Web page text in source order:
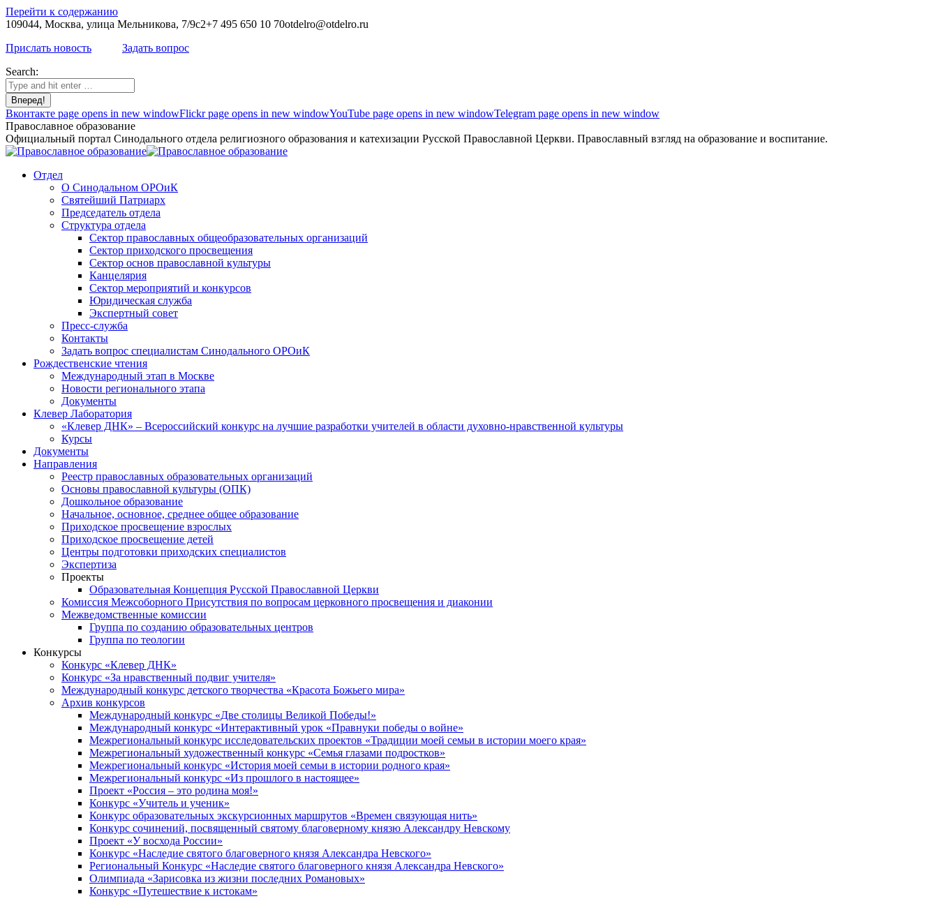
Перейти к содержанию
109044, Москва, улица Мельникова, 7/9с2+7 495 650 10 70otdelro@otdelro.ru
Прислать новость
Задать вопрос
Search:
Вконтакте page opens in new windowFlickr page opens in new windowYouTube page opens in new windowTelegram page opens in new window
Православное образование
Официальный портал Синодального отдела религиозного образования и катехизации Русской Православной Церкви. Православный взгляд на образование и воспитание.
Отдел
О Синодальном ОРОиК
Святейший Патриарх
Председатель отдела
Структура отдела
Сектор православных общеобразовательных организаций
Сектор приходского просвещения
Сектор основ православной культуры
Канцелярия
Сектор мероприятий и конкурсов
Юридическая служба
Экспертный совет
Пресс-служба
Контакты
Задать вопрос специалистам Синодального ОРОиК
Рождественские чтения
Международный этап в Москве
Новости регионального этапа
Документы
Клевер Лаборатория
«Клевер ДНК» – Всероссийский конкурс на лучшие разработки учителей в области духовно-нравственной культуры
Курсы
Документы
Направления
Реестр православных образовательных организаций
Основы православной культуры (ОПК)
Дошкольное образование
Начальное, основное, среднее общее образование
Приходское просвещение взрослых
Приходское просвещение детей
Центры подготовки приходских специалистов
Экспертиза
Проекты
Образовательная Концепция Русской Православной Церкви
Комиссия Межсоборного Присутствия по вопросам церковного просвещения и диаконии
Межведомственные комиссии
Группа по созданию образовательных центров
Группа по теологии
Конкурсы
Конкурс «Клевер ДНК»
Конкурс «За нравственный подвиг учителя»
Международный конкурс детского творчества «Красота Божьего мира»
Архив конкурсов
Международный конкурс «Две столицы Великой Победы!»
Международный конкурс «Интерактивный урок «Правнуки победы о войне»
Межрегиональный конкурс исследовательских проектов «Традиции моей семьи в истории моего края»
Межрегиональный художественный конкурс «Семья глазами подростков»
Межрегиональный конкурс «История моей семьи в истории родного края»
Межрегиональный конкурс «Из прошлого в настоящее»
Проект «Россия – это родина моя!»
Конкурс «Учитель и ученик»
Конкурс образовательных экскурсионных маршрутов «Времен связующая нить»
Конкурс сочинений, посвященный святому благоверному князю Александру Невскому
Проект «У восхода России»
Конкурс «Наследие святого благоверного князя Александра Невского»
Региональный Конкурс «Наследие святого благоверного князя Александра Невского»
Олимпиада «Зарисовка из жизни последних Романовых»
Конкурс «Путешествие к истокам»